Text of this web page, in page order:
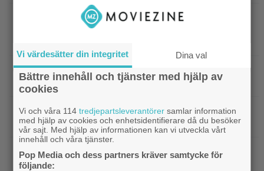
|Nu på Viaplay: Ethan Hawke
gjorde fjolårets bästa förvandling – blev 1.52 cm
TV-spel|”Snyggaste spelet genom tiderna”
släpptes 2020: ”Fantastisk spelvärld”
Disney Plus|3 nya tv-serier redo att plöja i
helgen – finns något för alla!
Trivia|Thrillern med Katherine Heigl sålde bara
6 biobiljetter – historiens lägsta intäkter
Vi värdesätter din integritet Dina val
Bättre innehåll och tjänster med hjälp av
cookies
Vi och våra 114tredjepartsleverantörer samlar information
med hjälp av cookies och enhetsidentifierare då du besöker
vår sajt. Med hjälp av informationen kan vi utveckla vårt
innehåll och våra tjänster.
Pop Media och dess partners kräver samtycke för
följande: